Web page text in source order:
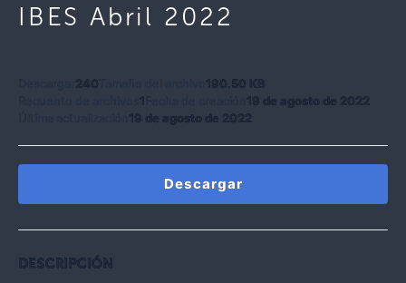
IBES Abril 2022
240
190.50 KB
1
19 de agosto de 2022
19 de agosto de 2022
Descargar
DESCRIPCIÓN